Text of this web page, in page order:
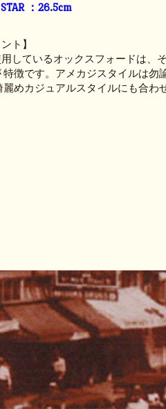
STAR ：26.5cm
ト】
用しているオックスフォードは、
特徴です。アメカジスタイルは勿
麗めカジュアルスタイルにも合わ